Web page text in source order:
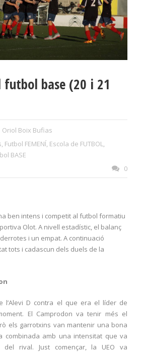
futbol base (20 i 21
Oriol Boix Bufias
Futbol FEMENÍ Escola de FUTBOL
BASE
0
ben intens i competit al futbol formatiu
Olot. A nivell estadístic, el balanç
i un empat. A continuació
tots i cadascun dels duels de la
l’Alevi D contra el que era el líder de
El Camprodon va tenir més el
els garrotxins van mantenir una bona
combinada amb una intensitat que va
rival. Just començar, la UEO va